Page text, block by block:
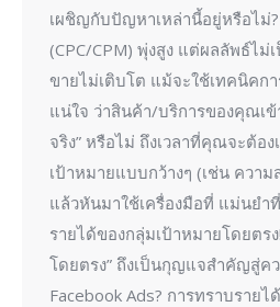
เผชิญกับปัญหาเหล่านี้อยู่หรือไ
(CPC/CPM) พุ่งสูง แต่ผลลัพธ์ไ
ขายไม่เติบโต แม้จะใช้เทคนิคก
แน่ใจ ว่าสินค้า/บริการของคุณเข้
จริง” หรือไม่ ถึงเวลาที่คุณจะต้อ
เป้าหมายแบบกว้างๆ (เช่น ควา
แล้วหันมาใช้เครื่องมือที่ แม่นยำ
รายได้ของกลุ่มเป้าหมายโดยตร
โดยตรง” ถึงเป็นกุญแจสำคัญสู่ค
Facebook Ads? การทราบราย